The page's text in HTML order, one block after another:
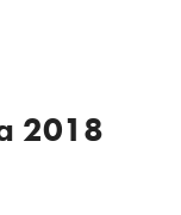
2018